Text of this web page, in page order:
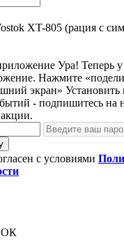
XT-805 (рация с
Ура! Теперь у
Нажмите
экран» Установить
- подпишитесь на
с условиями